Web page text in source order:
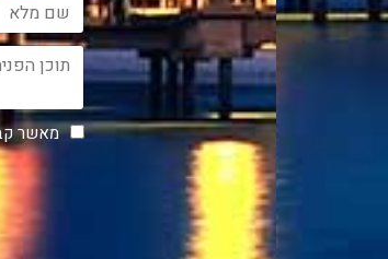
מאשר